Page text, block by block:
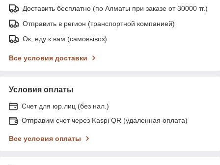
Доставить бесплатно (по Алматы при заказе от 30000 тг.)
Отправить в регион (транспортной компанией)
Ок, еду к вам (самовывоз)
Все условия доставки
Условия оплаты
Счет для юр.лиц (без нал.)
Отправим счет через Kaspi QR (удаленная оплата)
Все условия оплаты